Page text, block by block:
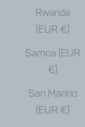
Rwanda
(EUR €)
Samoa (EUR
€)
San Marino
(EUR €)